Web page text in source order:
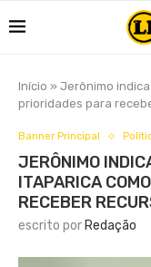
Início » Jerônimo
prioridades para
Banner Principal
JERÔNIMO
ITAPARICA
RECEBER
escrito por Redação